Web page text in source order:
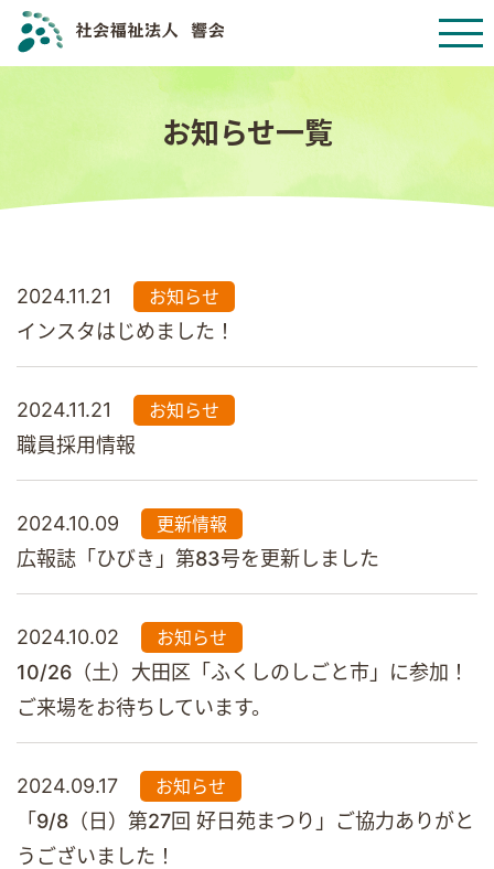
お知らせ一覧
2024.11.21 お知らせ
インスタはじめました！
2024.11.21 お知らせ
職員採用情報
2024.10.09 更新情報
広報誌「ひびき」第83号を更新しました
2024.10.02 お知らせ
10/26（土）大田区「ふくしのしごと市」に参加！
ご来場をお待ちしています。
2024.09.17 お知らせ
「9/8（日）第27回 好日苑まつり」ご協力ありがと
うございました！